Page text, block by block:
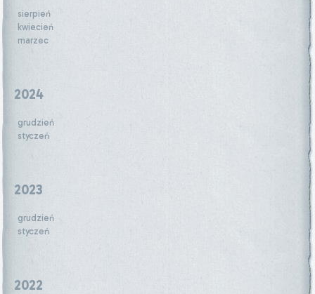
sierpień
kwiecień
marzec
2024
grudzień
styczeń
2023
grudzień
styczeń
2022